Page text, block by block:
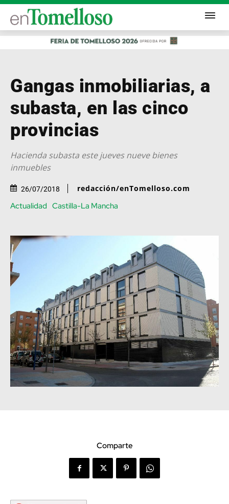
Gangas inmobiliarias, a
subasta, en las cinco
provincias
Hacienda subasta este jueves nueve bienes
inmuebles
26/07/2018 redacción/enTomelloso.com
Actualidad Castilla-La Mancha
Comparte